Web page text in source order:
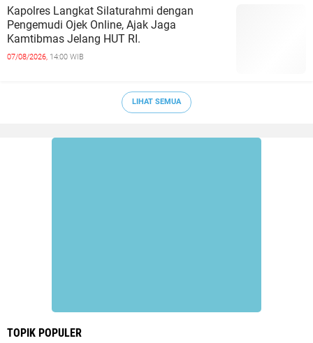
Kapolres Langkat Silaturahmi dengan
Pengemudi Ojek Online, Ajak Jaga
Kamtibmas Jelang HUT RI.
07/08/2026, 14:00 WIB
LIHAT SEMUA
TOPIK POPULER